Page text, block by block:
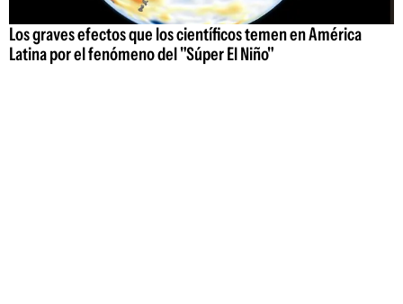
Los graves efectos que los científicos temen en América
Latina por el fenómeno del "Súper El Niño"